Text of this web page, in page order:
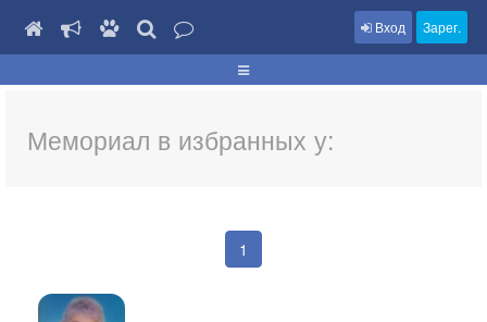
Вход Зарег.
Мемориал в избранных у:
1